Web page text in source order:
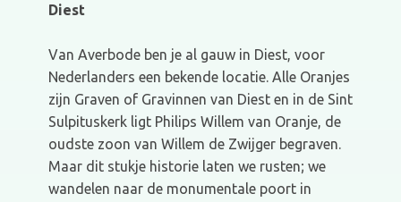
Diest
Van Averbode ben je al gauw in Diest, voor
Nederlanders een bekende locatie. Alle Oranjes
zijn Graven of Gravinnen van Diest en in de Sint
Sulpituskerk ligt Philips Willem van Oranje, de
oudste zoon van Willem de Zwijger begraven.
Maar dit stukje historie laten we rusten; we
wandelen naar de monumentale poort in